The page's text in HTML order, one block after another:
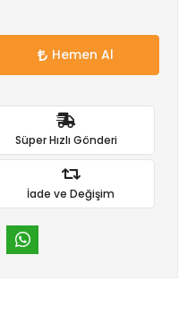
Hemen Al
Süper Hızlı Gönderi
İade ve Değişim